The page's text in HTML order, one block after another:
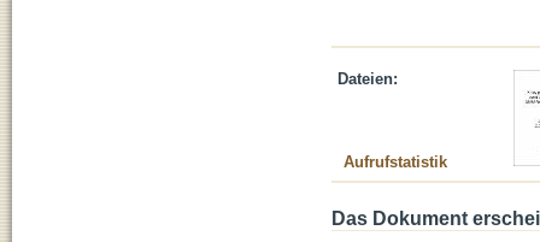
Dateien:
Aufrufstatistik
Das Dokument